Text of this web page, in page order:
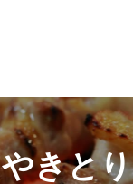
やきとり